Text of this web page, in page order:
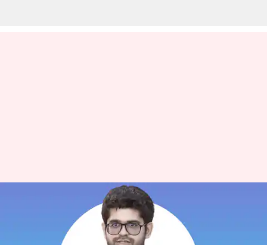
कौन हैं अरविंद श्रीनिवास, जिनकी
कंपनी 3,000 अरब रुपये में खरीदना
चाहती गूगल क्रोम?